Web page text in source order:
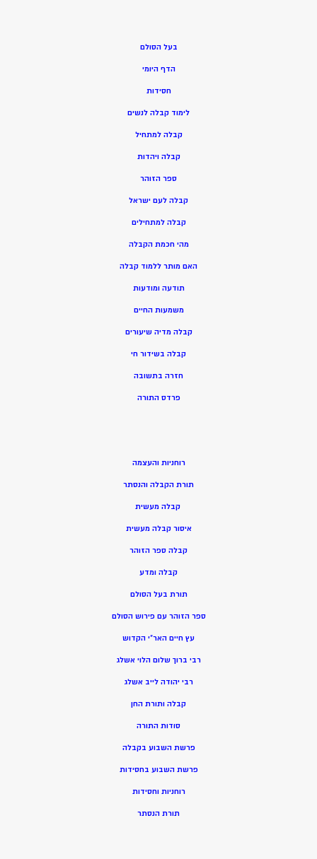
בעל הסולם
הדף היומי
חסידות
לימוד קבלה לנשים
קבלה למתחיל
קבלה ויהדות
ספר הזוהר
קבלה לעם ישראל
קבלה למתחילים
מהי חכמת הקבלה
האם מותר ללמוד קבלה
תודעה ומודעות
משמעות החיים
קבלה מדיה שיעורים
קבלה בשידור חי
חזרה בתשובה
פרדס התורה
רוחניות והעצמה
תורת הקבלה והנסתר
קבלה מעשית
איסור קבלה מעשית
קבלה ספר הזוהר
קבלה ומדע
תורת בעל הסולם
ספר הזוהר עם פירוש הסולם
עץ חיים האר”י הקדוש
רבי ברוך שלום הלוי אשלג
רבי יהודה לייב אשלג
קבלה ותורת החן
סודות התורה
פרשת השבוע בקבלה
פרשת השבוע בחסידות
רוחניות וחסידות
תורת הנסתר